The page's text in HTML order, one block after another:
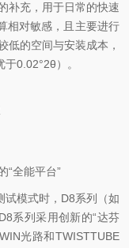
补充，用于日常的快速
相对敏感，且主要进行
低的空间与安装成本，
0.02°2θ）。
全能平台”
模式时，D8系列（如
系列采用创新的“达芬
光路和TWISTTUBE